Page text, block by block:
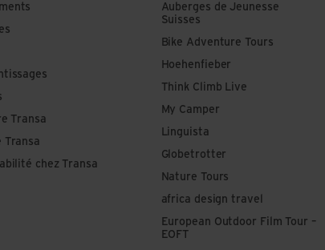
Transa
Transa
chez Transa
Auberges de Jeunesse
Suisses
Bike Adventure Tours
Hoehenfieber
Think Climb Live
My Camper
Linguista
Globetrotter
Nature Tours
africa design travel
European Outdoor Film Tour –
EOFT